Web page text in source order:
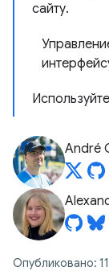
сайту.
André
Опубликовано: